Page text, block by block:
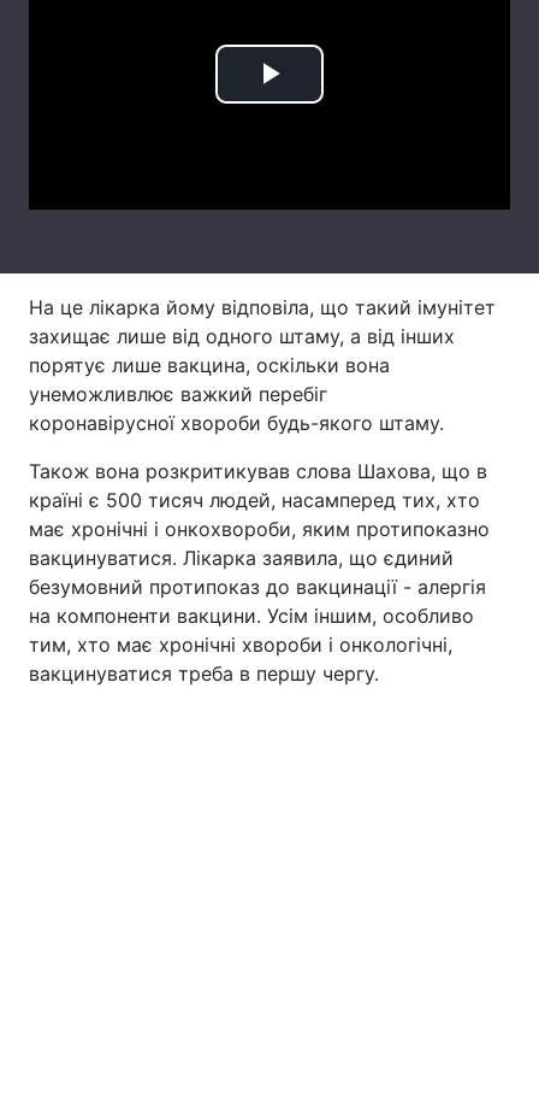
Контакти
Послуги
Тема оформлення
Play
На це лікарка йому відповіла, що такий імунітет
захищає лише від одного штаму, а від інших
порятує лише вакцина, оскільки вона
унеможливлює важкий перебіг
коронавірусної хвороби будь-якого штаму.
Також вона розкритикував слова Шахова, що в
країні є 500 тисяч людей, насамперед тих, хто
має хронічні і онкохвороби, яким протипоказно
вакцинуватися. Лікарка заявила, що єдиний
безумовний протипоказ до вакцинації - алергія
на компоненти вакцини. Усім іншим, особливо
тим, хто має хронічні хвороби і онкологічні,
вакцинуватися треба в першу чергу.